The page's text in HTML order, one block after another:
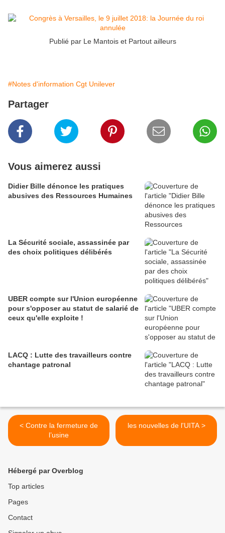
Publié par Le Mantois et Partout ailleurs
#Notes d'information Cgt Unilever
Partager
Vous aimerez aussi
Didier Bille dénonce les pratiques
abusives des Ressources Humaines
La Sécurité sociale, assassinée par
des choix politiques délibérés
UBER compte sur l'Union européenne
pour s'opposer au statut de salarié de
ceux qu'elle exploite !
LACQ : Lutte des travailleurs contre
chantage patronal
< Contre la fermeture de
l’usine
les nouvelles de l'UITA >
Hébergé par Overblog
Top articles
Pages
Contact